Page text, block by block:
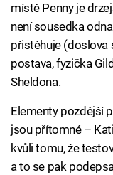
místě Penny je
není sousedka
přistěhuje (doslova
postava, fyzička
Sheldona.
Elementy pozdější
jsou přítomné –
kvůli tomu, že
a to se pak